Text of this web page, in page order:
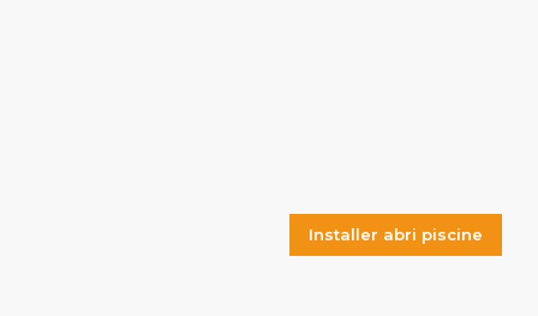
Installer abri piscine